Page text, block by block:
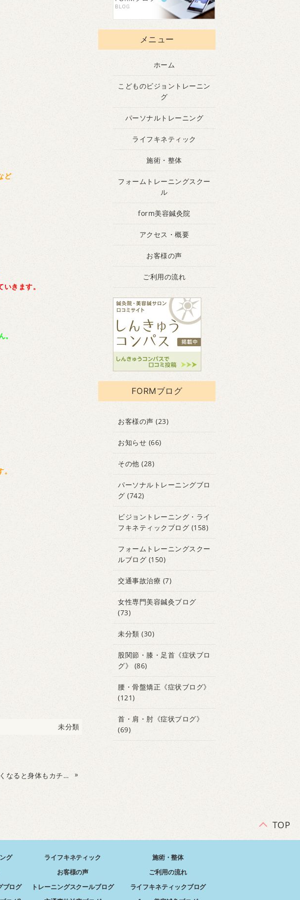
ど
きます。
未分類
寒くなると身体もカチコチに！？ »
メニュー
ホーム
こどものビジョントレーニン
グ
パーソナルトレーニング
ライフキネティック
施術・整体
フォームトレーニングスクー
ル
form美容鍼灸院
アクセス・概要
お客様の声
ご利用の流れ
FORMブログ
お客様の声 (23)
お知らせ (66)
その他 (28)
パーソナルトレーニングブロ
グ (742)
ビジョントレーニング・ライ
フキネティックブログ (158)
フォームトレーニングスクー
ルブログ(150)
交通事故治療 (7)
女性専門美容鍼灸ブログ
(73)
未分類 (30)
股関節・膝・足首《症状ブロ
グ》
(86)
腰・骨盤矯正《症状ブログ》
(121)
首・肩・肘《症状ブログ》
(69)
TOP
グ ライフキネティック
施術・整体
お客様の声
ご利用の流れ
ブログ トレーニングスクールブログ
ライフキネティックブログ